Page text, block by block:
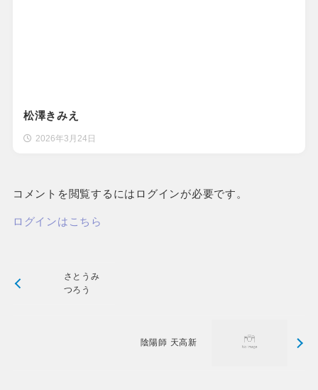
松澤きみえ
2026年3月24日
コメントを閲覧するにはログインが必要です。
ログインはこちら
さとうみ
つろう
陰陽師 天高新